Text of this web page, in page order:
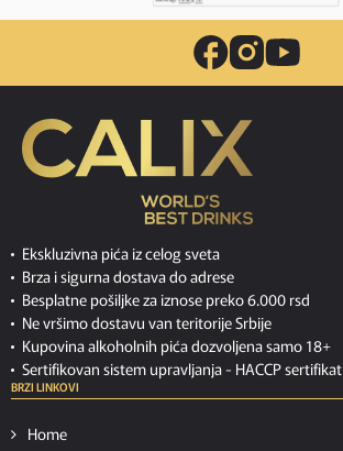
Ekskluzivna pića iz celog sveta
Brza i sigurna dostava do adrese
Besplatne pošiljke za iznose preko 6.000 rsd
Ne vršimo dostavu van teritorije Srbije
Kupovina alkoholnih pića dozvoljena samo 18+
Sertifikovan sistem upravljanja - HACCP sertifikat
BRZI LINKOVI
Home